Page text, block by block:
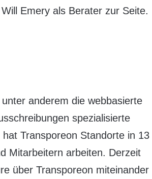
Emery als Berater zur Seite.
anderem die webbasierte
spezialisierte
Transporeon Standorte in 13
Mitarbeitern arbeiten. Derzeit
über Transporeon miteinander